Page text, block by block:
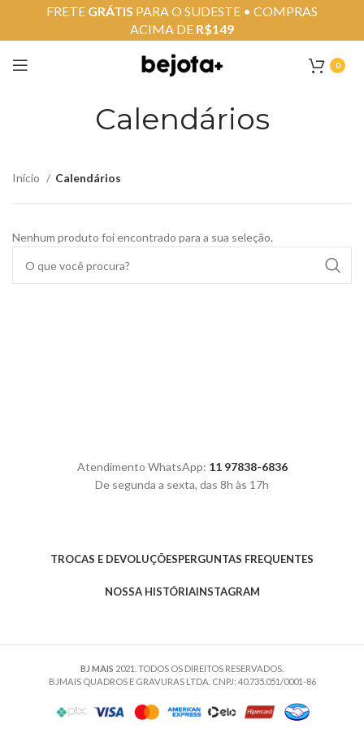
0
Calendários
Início Calendários
Nenhum produto foi encontrado para a sua seleção.
Atendimento WhatsApp: 11 97838-6836
De segunda a sexta, das 8h às 17h
TROCAS E DEVOLUÇÕESPERGUNTAS FREQUENTES
NOSSA HISTÓRIAINSTAGRAM
BJ MAIS 2021. TODOS OS DIREITOS RESERVADOS.
BJMAIS QUADROS E GRAVURAS LTDA. CNPJ: 40.735.051/0001-86
FRETE GRÁTIS PARA O SUDESTE • COMPRAS
ACIMA DE R$149